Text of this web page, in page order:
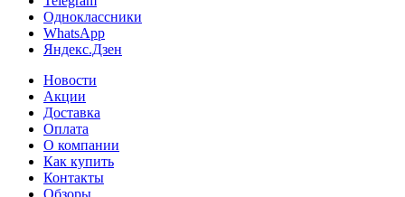
Одноклассники
WhatsApp
Яндекс.Дзен
Новости
Акции
Доставка
Оплата
О компании
Как купить
Контакты
Обзоры